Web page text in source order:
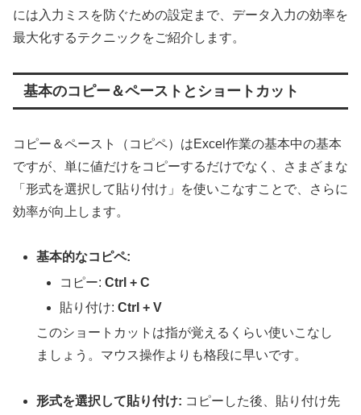
には入力ミスを防ぐための設定まで、データ入力の効率を
最大化するテクニックをご紹介します。
基本のコピー＆ペーストとショートカット
コピー＆ペースト（コピペ）はExcel作業の基本中の基本
ですが、単に値だけをコピーするだけでなく、さまざまな
「形式を選択して貼り付け」を使いこなすことで、さらに
効率が向上します。
基本的なコピペ:
コピー:Ctrl + C
貼り付け:Ctrl + V
このショートカットは指が覚えるくらい使いこなし
ましょう。マウス操作よりも格段に早いです。
形式を選択して貼り付け: コピーした後、貼り付け先